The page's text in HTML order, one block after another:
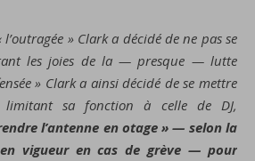
l’outragée » Clark a décidé de ne pas se
les joies de la — presque — lutte
» Clark a ainsi décidé de se mettre
limitant sa fonction à celle de DJ,
l’antenne en otage » — selon la
vigueur en cas de grève — pour